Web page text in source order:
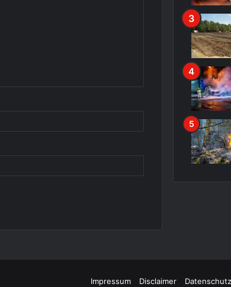
Impressum Disclaimer Datenschutz